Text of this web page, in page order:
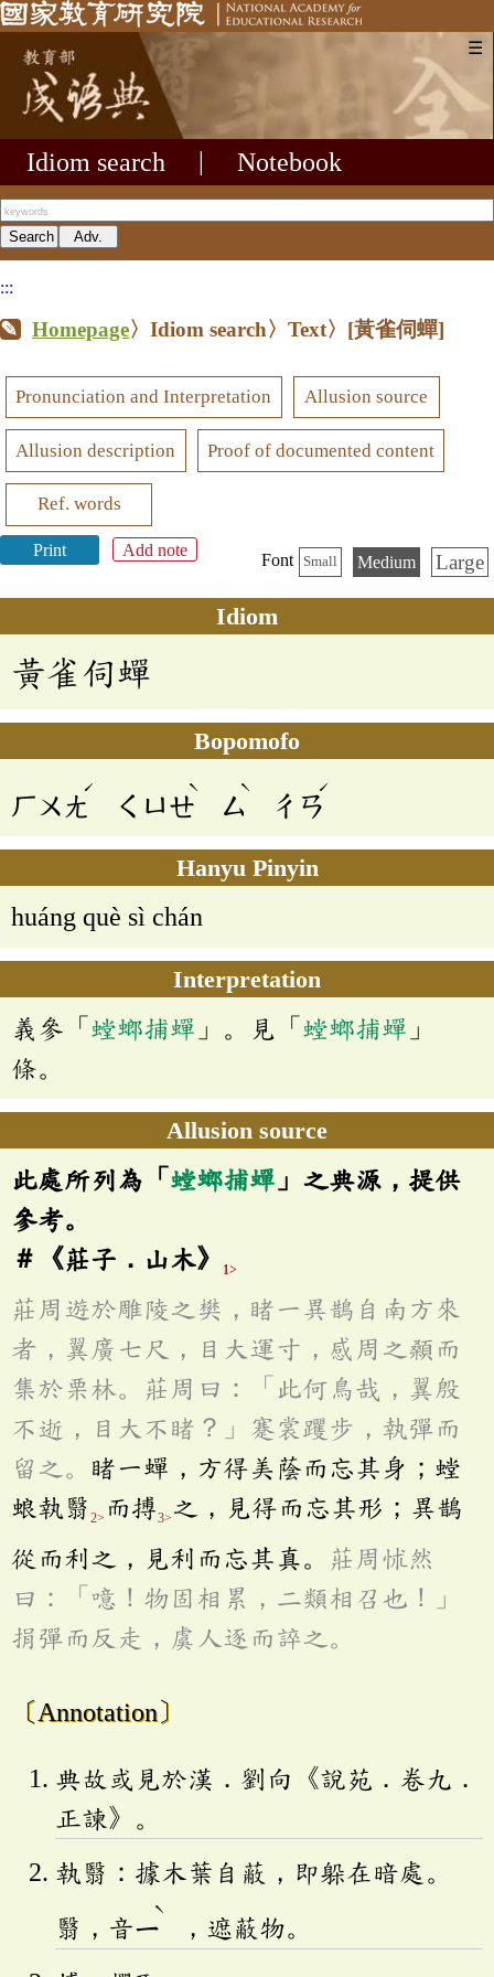
☰
Idiom search Notebook
:::
Homepage〉Idiom search〉Text〉 [黃雀伺蟬]
Pronunciation and Interpretation Allusion source
Allusion description Proof of documented content
Ref. words
Print Add note
Font Small Medium Large
Idiom
黃雀伺蟬
Bopomofo
ㄏㄨㄤ
ˊ
ㄑㄩㄝ
ˋ
ㄙ
ˋ
ㄔㄢ
ˊ
Hanyu Pinyin
huáng què sì chán
Interpretation
義參「 螳螂捕蟬 」。見「 螳螂捕蟬 」
條。
Allusion source
此處所列為「 螳螂捕蟬 」之典源，提供
參考。
＃《莊子．山木》
1>
莊周遊於雕陵之樊，睹一異鵲自南方來
者，翼廣七尺，目大運寸，感周之顙而
集於栗林。莊周曰：「此何鳥哉，翼殷
不逝，目大不睹？」蹇裳躩步，執彈而
留之。 睹一蟬，方得美蔭而忘其身；螳
蜋執翳 2> 而搏3> 之，見得而忘其形；異鵲
從而利之，見利而忘其真。
莊周怵然
曰：「噫！物固相累，二類相召也！」
捐彈而反走，虞人逐而誶之。
〔Annotation〕
典故或見於漢．劉向《說苑．卷九．
正諫》。
執翳：據木葉自蔽，即躲在暗處。
翳，音ㄧ
ˋ
，遮蔽物。